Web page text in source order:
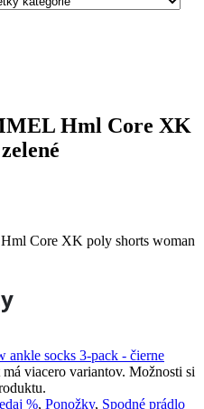
Hml Core XK
Core XK poly shorts woman
viacero variantov. Možnosti si
%, Ponožky, Spodné prádlo